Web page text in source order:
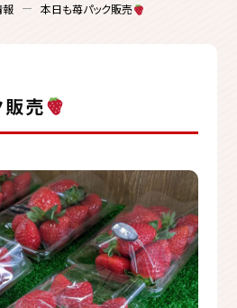
報 本日も苺パック販売
売